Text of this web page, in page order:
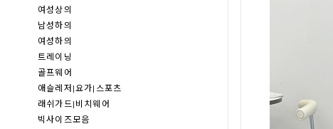
여성상의
남성하의
여성하의
트레이닝
골프웨어
애슬레저|요가|스포츠
래쉬가드|비치웨어
빅사이즈모음